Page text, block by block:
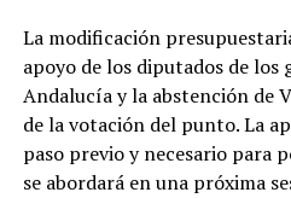
La modificación
apoyo de los diputados de los
Andalucía y la abstención de
de la votación del punto. La
paso previo y necesario para
se abordará en una próxima